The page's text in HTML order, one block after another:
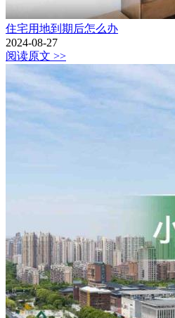
住宅用地到期后怎么办
2024-08-27
阅读原文 >>